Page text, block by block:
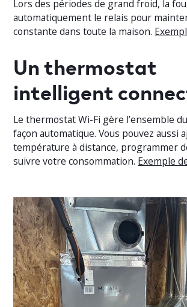
Lors des périodes de grand froid, la
automatiquement le relais pour
constante dans toute la maison.
Un thermostat
intelligent
Le thermostat Wi-Fi gère l’ensemble
façon automatique. Vous pouvez aussi
température à distance, programmer
suivre votre consommation. Exemple